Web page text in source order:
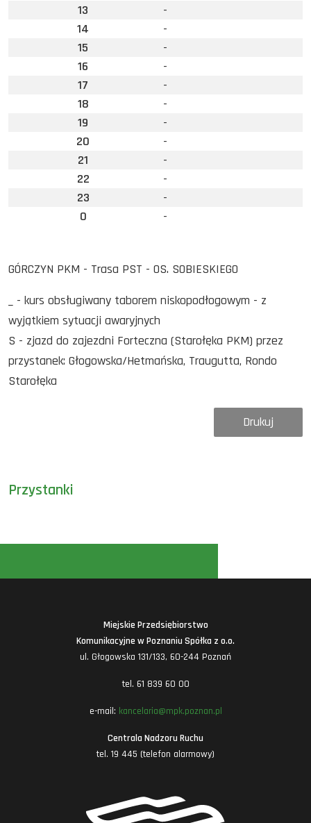
Przystanki
13
-
14
-
15
-
16
-
17
-
18
-
19
-
20
-
21
-
22
-
23
-
0
-
GÓRCZYN PKM - Trasa PST - OS. SOBIESKIEGO
_ - kurs obsługiwany taborem niskopodłogowym - z
wyjątkiem sytuacji awaryjnych
S - zjazd do zajezdni Forteczna (Starołęka PKM) przez
przystanek: Głogowska/Hetmańska, Traugutta, Rondo
Starołęka
Drukuj
Miejskie Przedsiębiorstwo
Komunikacyjne w Poznaniu Spółka z o.o.
ul. Głogowska 131/133, 60-244 Poznań
tel. 61 839 60 00
e-mail: kancelaria@mpk.poznan.pl
Centrala Nadzoru Ruchu
tel. 19 445 (telefon alarmowy)